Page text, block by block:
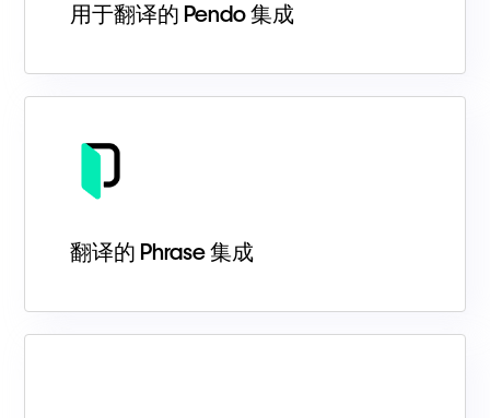
用于翻译的 Pendo 集成
翻译的 Phrase 集成